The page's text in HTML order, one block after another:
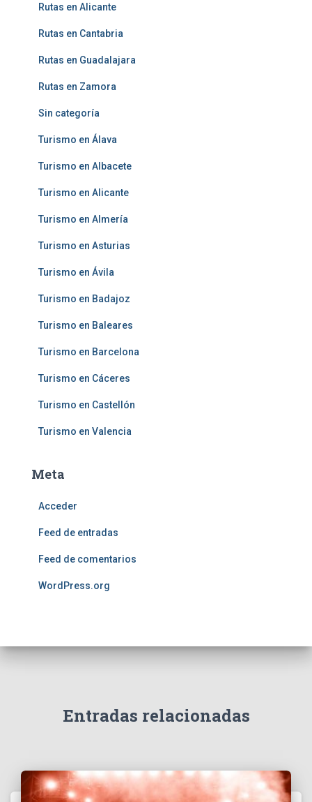
Rutas en Alicante
Rutas en Cantabria
Rutas en Guadalajara
Rutas en Zamora
Sin categoría
Turismo en Álava
Turismo en Albacete
Turismo en Alicante
Turismo en Almería
Turismo en Asturias
Turismo en Ávila
Turismo en Badajoz
Turismo en Baleares
Turismo en Barcelona
Turismo en Cáceres
Turismo en Castellón
Turismo en Valencia
Meta
Acceder
Feed de entradas
Feed de comentarios
WordPress.org
Entradas relacionadas